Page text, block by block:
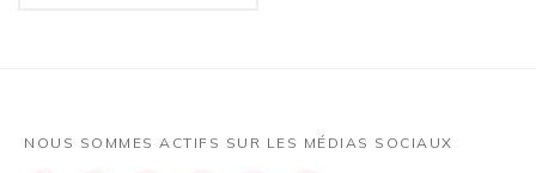
NOUS SOMMES ACTIFS SUR LES MÉDIAS SOCIAUX